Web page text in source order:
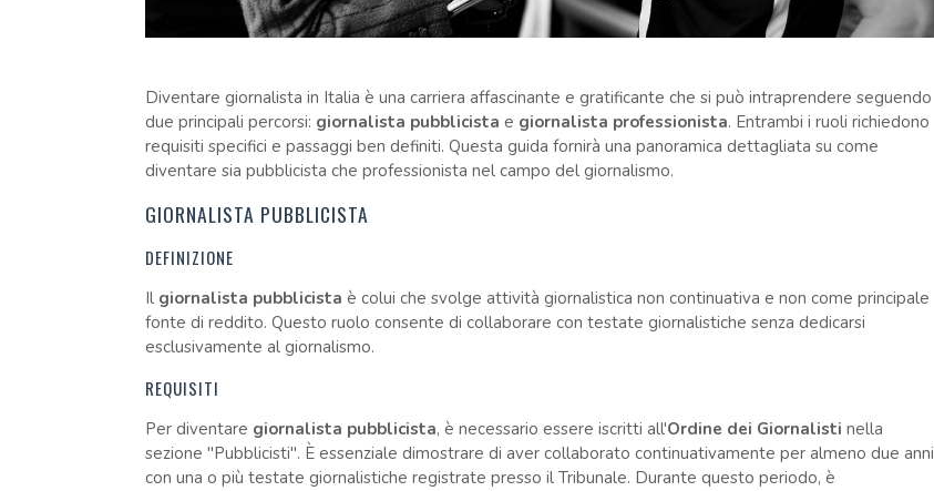
Diventare giornalista in Italia è una carriera affascinante e gratificante che si può intraprendere seguendo
due principali percorsi: giornalista pubblicista e giornalista professionista. Entrambi i ruoli richiedono
requisiti specifici e passaggi ben definiti. Questa guida fornirà una panoramica dettagliata su come
diventare sia pubblicista che professionista nel campo del giornalismo.
GIORNALISTA PUBBLICISTA
DEFINIZIONE
Il giornalista pubblicista è colui che svolge attività giornalistica non continuativa e non come principale
fonte di reddito. Questo ruolo consente di collaborare con testate giornalistiche senza dedicarsi
esclusivamente al giornalismo.
REQUISITI
Per diventare giornalista pubblicista, è necessario essere iscritti all'Ordine dei Giornalisti nella
sezione "Pubblicisti". È essenziale dimostrare di aver collaborato continuativamente per almeno due anni
con una o più testate giornalistiche registrate presso il Tribunale. Durante questo periodo, è